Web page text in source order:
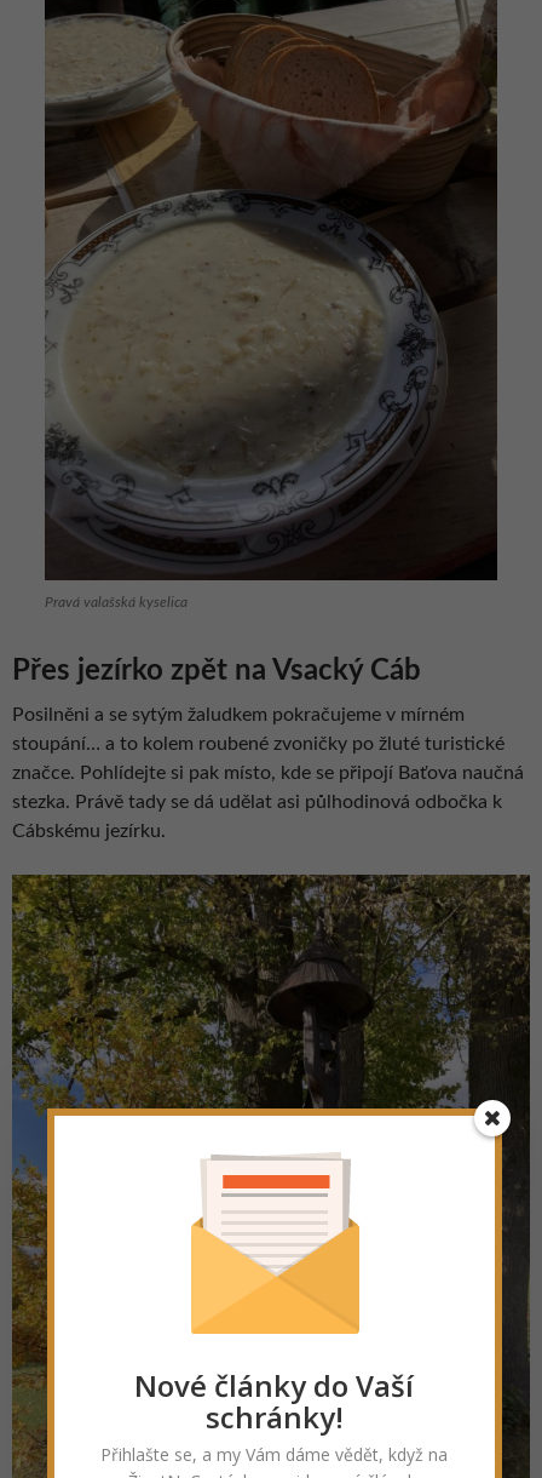
Pravá valašská kyselica
Přes jezírko zpět na Vsacký Cáb
Posilněni a se sytým žaludkem pokračujeme v mírném
stoupání… a to kolem roubené zvoničky po žluté turistické
značce. Pohlídejte si pak místo, kde se připojí Baťova naučná
stezka. Právě tady se dá udělat asi půlhodinová odbočka k
Cábskému jezírku.
Nové články do Vaší
schránky!
Přihlašte se, a my Vám dáme vědět, když na